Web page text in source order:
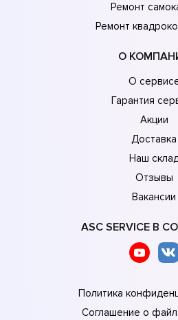
Ремонт
Ремонт
О
О
Гарантия
Акции
Доставка
Наш
Отзывы
Вакансии
ASC SERVICE В
Политика
Соглашение о